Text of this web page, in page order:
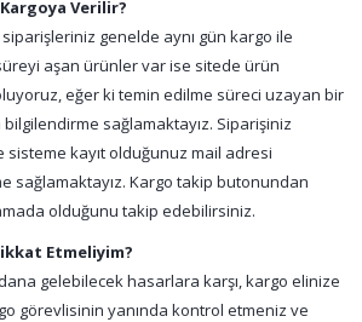
Verilir?
genelde aynı gün kargo ile
aşan ürünler var ise sitede ürün
eğer ki temin edilme süreci uzayan bir
sağlamaktayız. Siparişiniz
sisteme kayıt olduğunuz mail adresi
sağlamaktayız. Kargo takip butonundan
olduğunu takip edebilirsiniz.
Etmeliyim?
gelebilecek hasarlara karşı, kargo elinize
görevlisinin yanında kontrol etmeniz ve